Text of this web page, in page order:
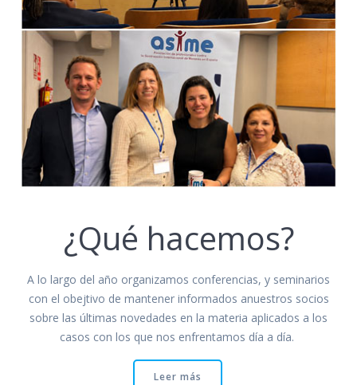
¿Qué hacemos?
A lo largo del año organizamos conferencias, y seminarios
con el obejtivo de mantener informados anuestros socios
sobre las últimas novedades en la materia aplicados a los
casos con los que nos enfrentamos día a día.
Leer más